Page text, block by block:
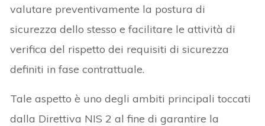
valutare preventivamente la postura di
sicurezza dello stesso e facilitare le attività di
verifica del rispetto dei requisiti di sicurezza
definiti in fase contrattuale.
Tale aspetto è uno degli ambiti principali toccati
dalla Direttiva NIS 2 al fine di garantire la